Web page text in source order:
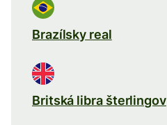
Brazílsky real
Britská libra šterlingov